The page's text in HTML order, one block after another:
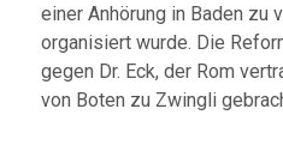
einer Anhörung in Baden zu
organisiert wurde. Die
gegen Dr. Eck, der Rom
von Boten zu Zwingli